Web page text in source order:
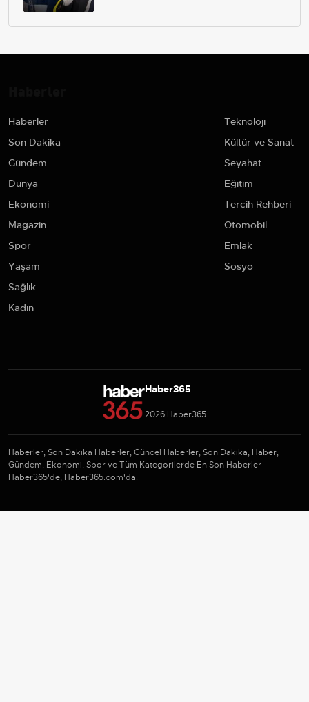
Haberler
Son Dakika
Gündem
Dünya
Ekonomi
Magazin
Spor
Yaşam
Sağlık
Kadın
Teknoloji
Kültür ve Sanat
Seyahat
Eğitim
Tercih Rehberi
Otomobil
Emlak
Sosyo
Haber365
2026 Haber365
Haberler, Son Dakika Haberler, Güncel Haberler, Son Dakika, Haber,
Gündem, Ekonomi, Spor ve Tüm Kategorilerde En Son Haberler
Haber365'de, Haber365.com'da.